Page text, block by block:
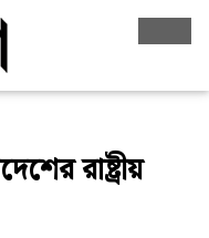
রাষ্ট্রীয়